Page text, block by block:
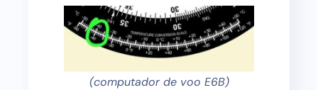
(computador de voo E6B)